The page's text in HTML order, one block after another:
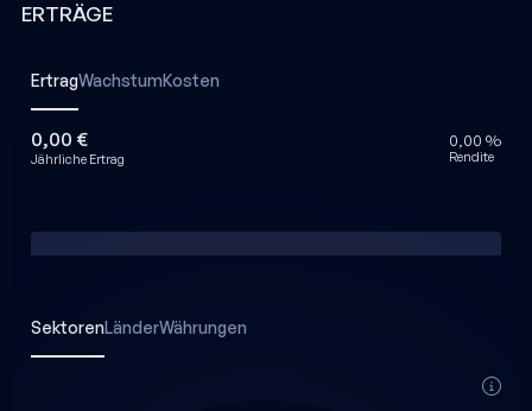
ERTRÄGE
ErtragWachstumKosten
0,00 €
Jährliche Ertrag
0,00 %
Rendite
SektorenLänderWährungen